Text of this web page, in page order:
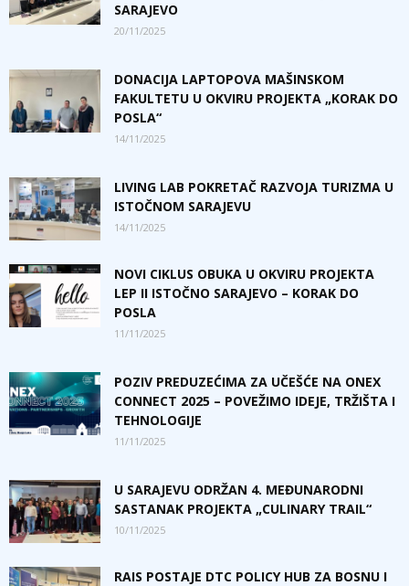
SARAJEVO
20/11/2025
DONACIJA LAPTOPOVA MAŠINSKOM
FAKULTETU U OKVIRU PROJEKTA „KORAK DO
POSLA“
14/11/2025
LIVING LAB POKRETAČ RAZVOJA TURIZMA U
ISTOČNOM SARAJEVU
14/11/2025
NOVI CIKLUS OBUKA U OKVIRU PROJEKTA
LEP II ISTOČNO SARAJEVO – KORAK DO
POSLA
11/11/2025
POZIV PREDUZEĆIMA ZA UČEŠĆE NA ONEX
CONNECT 2025 – POVEŽIMO IDEJE, TRŽIŠTA I
TEHNOLOGIJE
11/11/2025
U SARAJEVU ODRŽAN 4. MEĐUNARODNI
SASTANAK PROJEKTA „CULINARY TRAIL“
10/11/2025
RAIS POSTAJE DTC POLICY HUB ZA BOSNU I